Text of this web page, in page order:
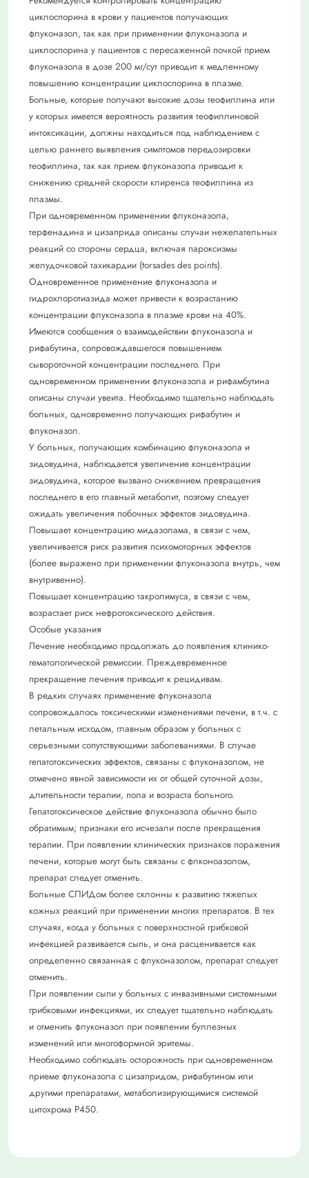
циклоспорина в крови у пациентов получающих
флуконазол, так как при применении флуконазола и
циклоспорина у пациентов с пересаженной почкой прием
флуконазола в дозе 200 мг/сут приводит к медленному
повышению концентрации циклоспорина в плазме.
Больные, которые получают высокие дозы теофиллина или
у которых имеется вероятность развития теофиллиновой
интоксикации, должны находиться под наблюдением с
целью раннего выявления симптомов передозировки
теофиллина, так как прием флуконазола приводит к
снижению средней скорости клиренса теофиллина из
плазмы.
При одновременном применении флуконазола,
терфенадина и цизаприда описаны случаи нежелательных
реакций со стороны сердца, включая пароксизмы
желудочковой тахикардии (torsades des points).
Одновременное применение флуконазола и
гидрохлоротиазида может привести к возрастанию
концентрации флуконазола в плазме крови на 40%.
Имеются сообщения о взаимодействии флуконазола и
рифабутина, сопровождавшегося повышением
сывороточной концентрации последнего. При
одновременном применении флуконазола и рифамбутина
описаны случаи увеита. Необходимо тщательно наблюдать
больных, одновременно получающих рифабутин и
флуконазол.
У больных, получающих комбинацию флуконазола и
зидовудина, наблюдается увеличение концентрации
зидовудина, которое вызвано снижением превращения
последнего в его главный метаболит, поэтому следует
ожидать увеличения побочных эффектов зидовудина.
Повышает концентрацию мидазолама, в связи с чем,
увеличивается риск развития психомоторных эффектов
(более выражено при применении флуконазола внутрь, чем
внутривенно).
Повышает концентрацию такролимуса, в связи с чем,
возрастает риск нефротоксического действия.
Особые указания
Лечение необходимо продолжать до появления клинико-
гематологической ремиссии. Преждевременное
прекращение лечения приводит к рецидивам.
В редких случаях применение флуконазола
сопровождалось токсическими изменениями печени, в т.ч. с
летальным исходом, главным образом у больных с
серьезными сопутствующими заболеваниями. В случае
гепатотоксических эффектов, связаны с флуконазолом, не
отмечено явной зависимости их от общей суточной дозы,
длительности терапии, пола и возраста больного.
Гепатотоксическое действие флуконазола обычно было
обратимым; признаки его исчезали после прекращения
терапии. При появлении клинических признаков поражения
печени, которые могут быть связаны с флконоазолом,
препарат следует отменить.
Больные СПИДом более склонны к развитию тяжелых
кожных реакций при применении многих препаратов. В тех
случаях, когда у больных с поверхностной грибковой
инфекцией развивается сыпь, и она расценивается как
определенно связанная с флуконазолом, препарат следует
отменить.
При появлении сыпи у больных с инвазивными системными
грибковыми инфекциями, их следует тщательно наблюдать
и отменить флуконазол при появлении буллезных
изменений или многоформной эритемы.
Необходимо соблюдать осторожность при одновременном
приеме флуконазола с цизапридом, рифабутином или
другими препаратами, метаболизирующимися системой
цитохрома Р450.